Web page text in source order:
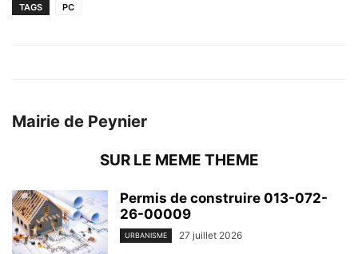
TAGS PC
Mairie de Peynier
SUR LE MEME THEME
Permis de construire 013-072-
26-00009
URBANISME 27 juillet 2026